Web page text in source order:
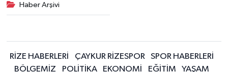
Haber Arşivi
RİZE HABERLERİ ÇAYKUR RİZESPOR
SPOR HABERLERİ
BÖLGEMİZ
POLİTİKA EKONOMİ EĞİTİM YAŞAM